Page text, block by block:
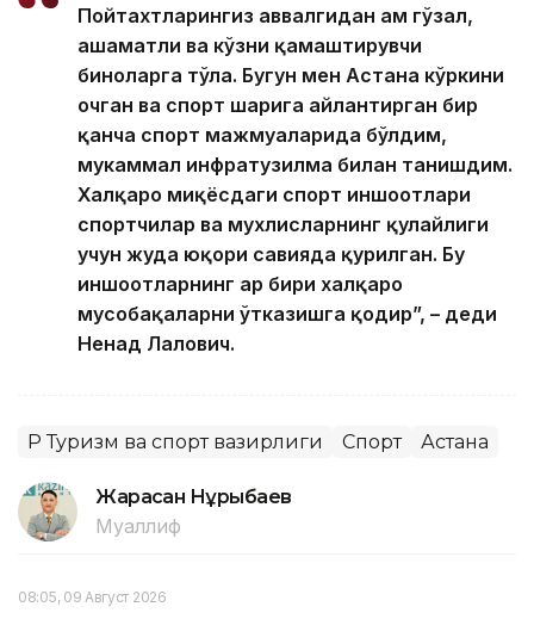
Пойтахтларингиз аввалгидан ҳам гўзал,
ҳашаматли ва кўзни қамаштирувчи
биноларга тўла. Бугун мен Астана кўркини
очган ва спорт шаҳрига айлантирган бир
қанча спорт мажмуаларида бўлдим,
мукаммал инфратузилма билан танишдим.
Халқаро миқёсдаги спорт иншоотлари
спортчилар ва мухлисларнинг қулайлиги
учун жуда юқори савияда қурилган. Бу
иншоотларнинг ҳар бири халқаро
мусобақаларни ўтказишга қодир”, – деди
Ненад Лалович.
ҚР Туризм ва спорт вазирлиги Спорт Астана
Жарасқан Нұрыбаев
Муаллиф
08:05, 09 Август 2026